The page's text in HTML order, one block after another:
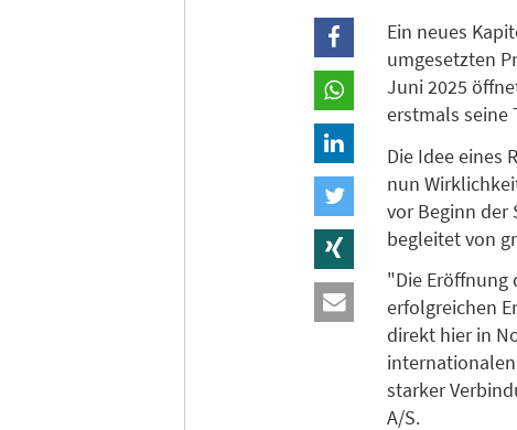
Ein neues
umgesetzten
Juni 2025
erstmals seine
Die Idee eines
nun
vor Beginn der
begleitet von
"Die Eröffnung
erfolgreichen
direkt hier in
starker
A/S.